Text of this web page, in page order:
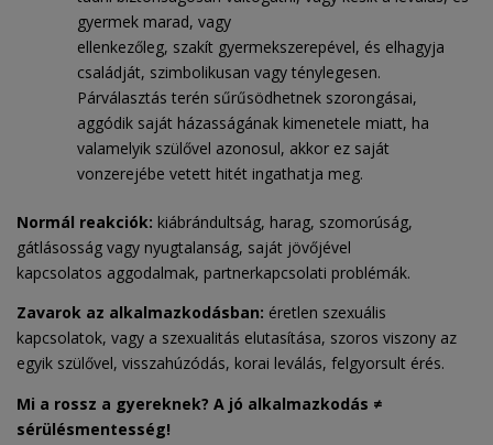
gyermek marad, vagy
ellenkezőleg, szakít gyermekszerepével, és elhagyja
családját, szimbolikusan vagy ténylegesen.
Párválasztás terén sűrűsödhetnek szorongásai,
aggódik saját házasságának kimenetele miatt, ha
valamelyik szülővel azonosul, akkor ez saját
vonzerejébe vetett hitét ingathatja meg.
Normál reakciók: kiábrándultság, harag, szomorúság,
gátlásosság vagy nyugtalanság, saját jövőjével
kapcsolatos aggodalmak, partnerkapcsolati problémák.
Zavarok az alkalmazkodásban: éretlen szexuális
kapcsolatok, vagy a szexualitás elutasítása, szoros viszony az
egyik szülővel, visszahúzódás, korai leválás, felgyorsult érés.
Mi a rossz a gyereknek? A jó alkalmazkodás ≠
sérülésmentesség!